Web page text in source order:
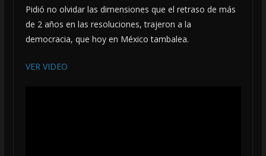
Pidió no olvidar las dimensiones que el retraso de más
de 2 años en las resoluciones, trajeron a la
democracia, que hoy en México tambalea.
VER VIDEO